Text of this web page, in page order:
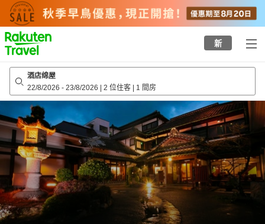
to
top
page
新
酒店绵屋
22/8/2026 - 23/8/2026 | 2 位住客 | 1 間房